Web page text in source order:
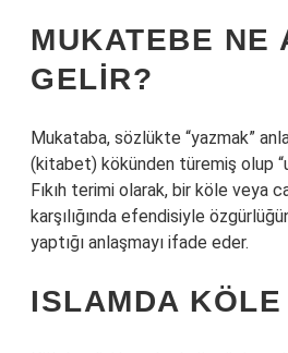
MUKATEBE NE
GELIR?
Mukataba, sözlükte “yazmak”
(kitabet) kökünden türemiş olup
Fıkıh terimi olarak, bir köle veya
karşılığında efendisiyle
yaptığı anlaşmayı ifade eder.
ISLAMDA